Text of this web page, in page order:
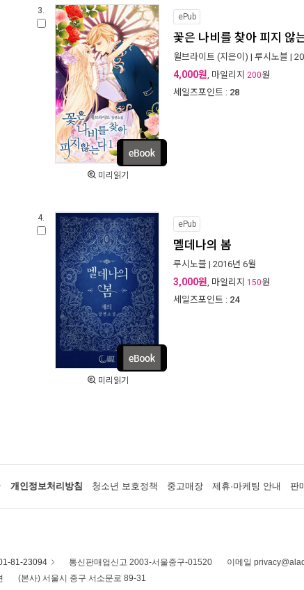
3.
미리읽기
ePub
꽃은 나비를 찾아 피지 않
윌브라이트 (지은이) | 루시노블 |
4,000원, 마일리지 200원
세일즈포인트 : 28
4.
미리읽기
ePub
멜데나의 봄
루시노블 | 2016년 6월
3,000원, 마일리지 150원
세일즈포인트 : 24
개인정보처리방침 청소년 보호정책 중고매장 제휴·마케팅 안내 판
81-23094 통신판매업신고 2003-서울중구-01520
이메일
(본사) 서울시 중구 서소문로 89-31